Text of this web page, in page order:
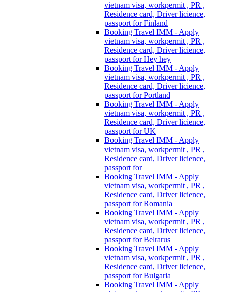
vietnam visa, workpermit , PR ,
Residence card, Driver licience,
passport for Finland
Booking Travel IMM - Apply
vietnam visa, workpermit , PR ,
Residence card, Driver licience,
passport for Hey hey
Booking Travel IMM - Apply
vietnam visa, workpermit , PR ,
Residence card, Driver licience,
passport for Portland
Booking Travel IMM - Apply
vietnam visa, workpermit , PR ,
Residence card, Driver licience,
passport for UK
Booking Travel IMM - Apply
vietnam visa, workpermit , PR ,
Residence card, Driver licience,
passport for
Booking Travel IMM - Apply
vietnam visa, workpermit , PR ,
Residence card, Driver licience,
passport for Romania
Booking Travel IMM - Apply
vietnam visa, workpermit , PR ,
Residence card, Driver licience,
passport for Belrarus
Booking Travel IMM - Apply
vietnam visa, workpermit , PR ,
Residence card, Driver licience,
passport for Bulgaria
Booking Travel IMM - Apply